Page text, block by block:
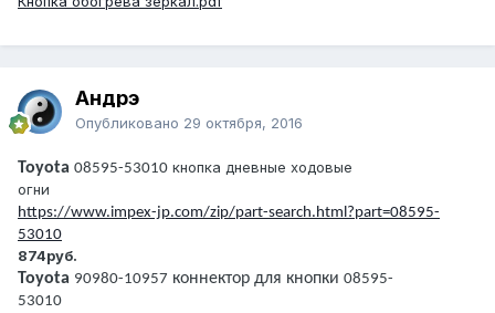
Андрэ
Опубликовано 29 октября, 2016
Toyota 08595-53010 кнопка дневные ходовые
огни
https://www.impex-jp.com/zip/part-search.html?part=08595-
53010
874руб.
Toyota 90980-10957 коннектор для кнопки 08595-
53010